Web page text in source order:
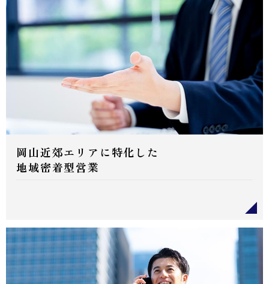
岡山近郊エリアに特化した
地域密着型営業